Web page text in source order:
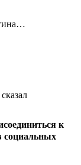
к
социальных